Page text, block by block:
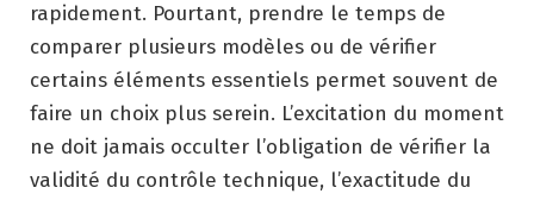
rapidement. Pourtant, prendre le temps de
comparer plusieurs modèles ou de vérifier
certains éléments essentiels permet souvent de
faire un choix plus serein. L’excitation du moment
ne doit jamais occulter l’obligation de vérifier la
validité du contrôle technique, l’exactitude du